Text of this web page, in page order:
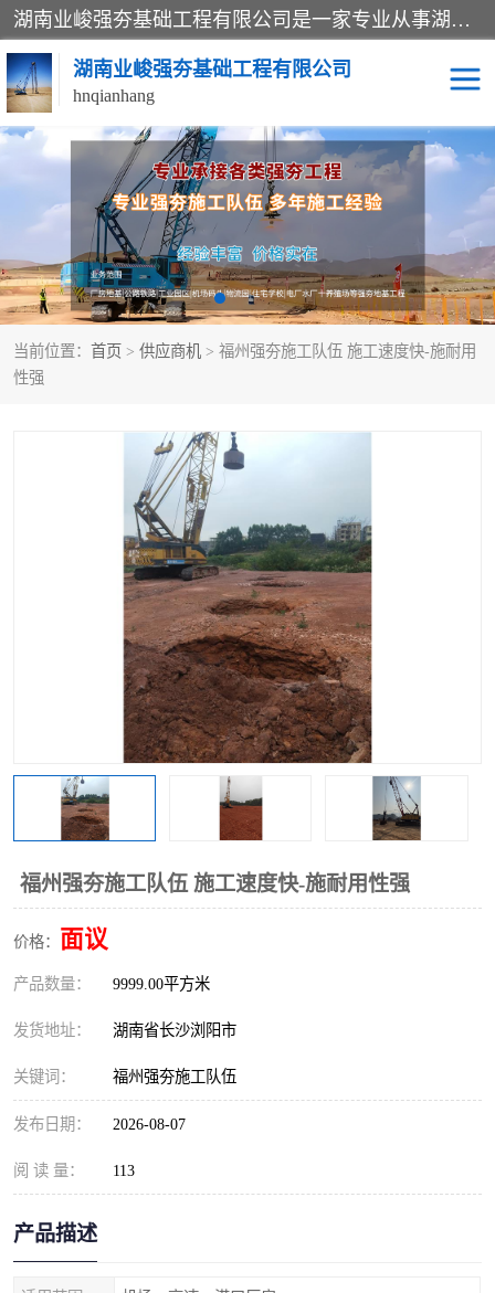
湖南业峻强夯基础工程有限公司是一家专业从事湖南强夯基础工程、强夯机租赁，地基处理的施工单位。业务覆盖：湖南、广东，江西等地。可承接1000KN.m-25000KN.m强夯（置换）工程。公司创始人是国内较早期从事强夯施工的建设者，经过多年的一步一个脚印的发展，在行业内具有较高的度和良好的口碑。
湖南业峻强夯基础工程有限公司
hnqianhang
当前位置： 首页 > 供应商机 > 福州强夯施工队伍 施工速度快-施耐用
性强
福州强夯施工队伍 施工速度快-施耐用性强
价格： 面议
产品数量： 9999.00平方米
发货地址： 湖南省长沙浏阳市
关键词： 福州强夯施工队伍
发布日期： 2026-08-07
阅 读 量： 113
产品描述
强夯施工案例 强夯机租赁
强夯施工工程 强夯施工队伍
强夯队伍